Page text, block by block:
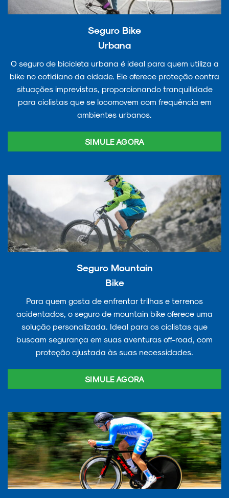
Seguro Bike
Urbana
O seguro de bicicleta urbana é ideal para quem utiliza a
bike no cotidiano da cidade. Ele oferece proteção contra
situações imprevistas, proporcionando tranquilidade
para ciclistas que se locomovem com frequência em
ambientes urbanos.
SIMULE AGORA
Seguro Mountain
Bike
Para quem gosta de enfrentar trilhas e terrenos
acidentados, o seguro de mountain bike oferece uma
solução personalizada. Ideal para os ciclistas que
buscam segurança em suas aventuras off-road, com
proteção ajustada às suas necessidades.
SIMULE AGORA